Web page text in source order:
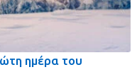
ημέρα του